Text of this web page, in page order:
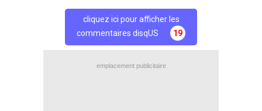
cliquez ici pour afficher les
commentaires disqUS
19
emplacement publicitaire